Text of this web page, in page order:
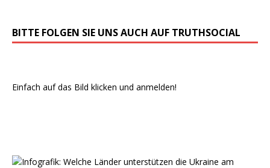
BITTE FOLGEN SIE UNS AUCH AUF TRUTHSOCIAL
Einfach auf das Bild klicken und anmelden!